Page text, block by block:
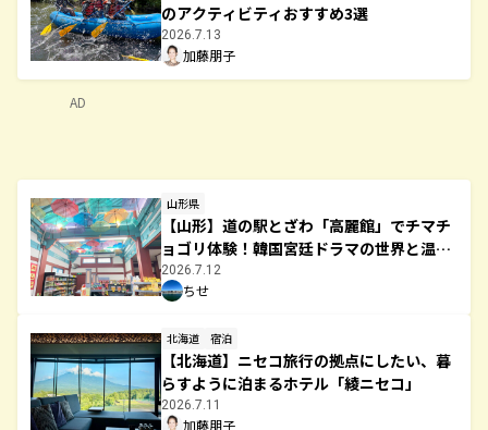
のアクティビティおすすめ3選
2026.7.13
加藤朋子
AD
山形県
【山形】道の駅とざわ「高麗館」でチマチ
ョゴリ体験！韓国宮廷ドラマの世界と温か
なストーリーに触れる旅
2026.7.12
ちせ
北海道 宿泊
【北海道】ニセコ旅行の拠点にしたい、暮
らすように泊まるホテル「綾ニセコ」
2026.7.11
加藤朋子